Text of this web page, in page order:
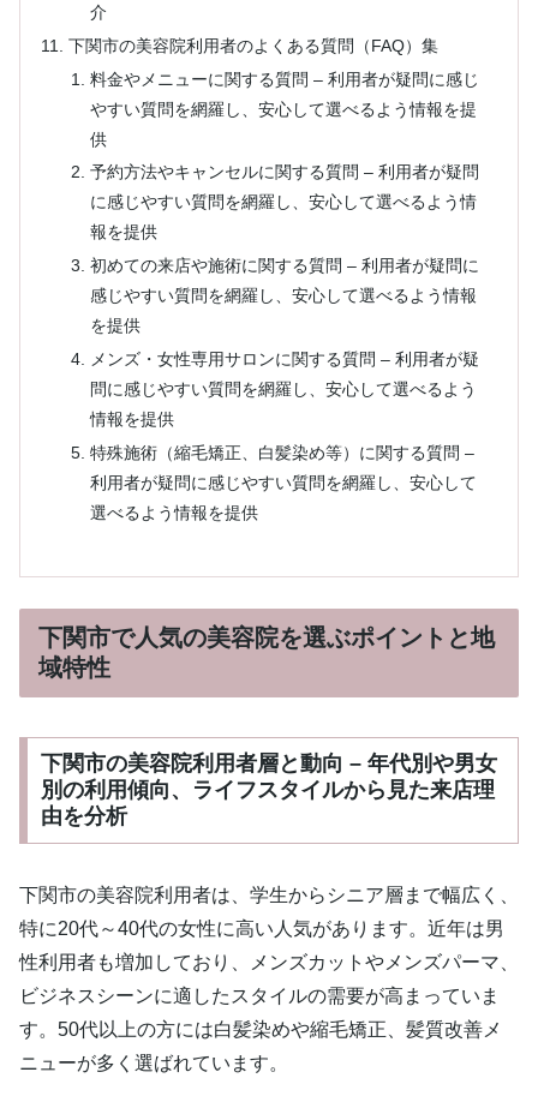
介
下関市の美容院利用者のよくある質問（FAQ）集
料金やメニューに関する質問 – 利用者が疑問に感じ
やすい質問を網羅し、安心して選べるよう情報を提
供
予約方法やキャンセルに関する質問 – 利用者が疑問
に感じやすい質問を網羅し、安心して選べるよう情
報を提供
初めての来店や施術に関する質問 – 利用者が疑問に
感じやすい質問を網羅し、安心して選べるよう情報
を提供
メンズ・女性専用サロンに関する質問 – 利用者が疑
問に感じやすい質問を網羅し、安心して選べるよう
情報を提供
特殊施術（縮毛矯正、白髪染め等）に関する質問 –
利用者が疑問に感じやすい質問を網羅し、安心して
選べるよう情報を提供
下関市で人気の美容院を選ぶポイントと地
域特性
下関市の美容院利用者層と動向 – 年代別や男女
別の利用傾向、ライフスタイルから見た来店理
由を分析
下関市の美容院利用者は、学生からシニア層まで幅広く、
特に20代～40代の女性に高い人気があります。近年は男
性利用者も増加しており、メンズカットやメンズパーマ、
ビジネスシーンに適したスタイルの需要が高まっていま
す。50代以上の方には白髪染めや縮毛矯正、髪質改善メ
ニューが多く選ばれています。